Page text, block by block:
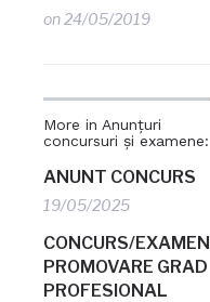
on24/05/2019
More in Anunțuri
concursuri și examene:
ANUNT CONCURS
19/05/2025
CONCURS/EXAMEN
PROMOVARE GRAD
PROFESIONAL